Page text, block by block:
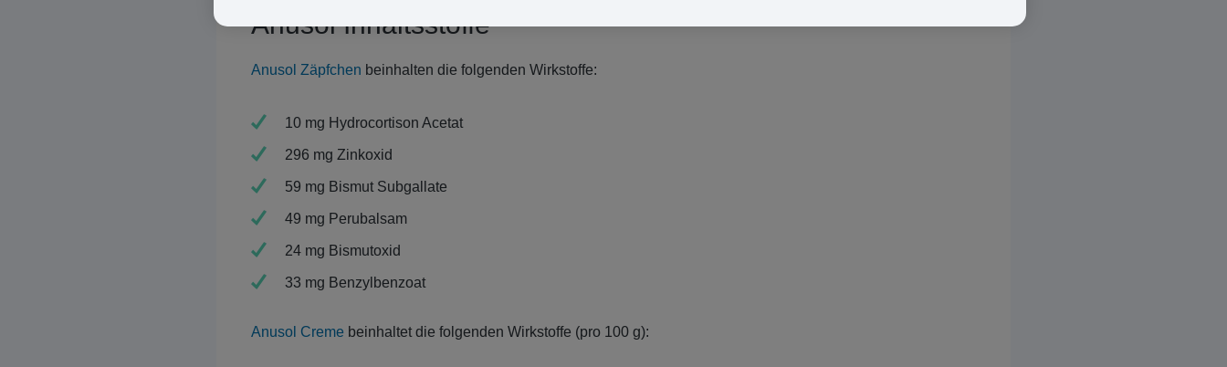
Anusol Inhaltsstoffe
Anusol Zäpfchen beinhalten die folgenden Wirkstoffe:
10 mg Hydrocortison Acetat
296 mg Zinkoxid
59 mg Bismut Subgallate
49 mg Perubalsam
24 mg Bismutoxid
33 mg Benzylbenzoat
Anusol Creme beinhaltet die folgenden Wirkstoffe (pro 100 g):